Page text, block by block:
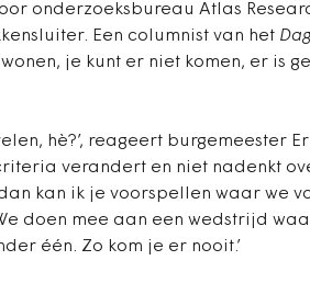
onderzoeksbureau Atlas
Een columnist van het
wonen, je kunt er niet komen, er is
hè?’, reageert burgemeester
verandert en niet nadenkt
kan ik je voorspellen waar we
doen mee aan een wedstrijd
één. Zo kom je er nooit.’